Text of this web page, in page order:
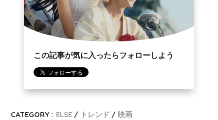
この記事が気に入ったらフォローしよう
CATEGORY : ELSE トレンド
映画